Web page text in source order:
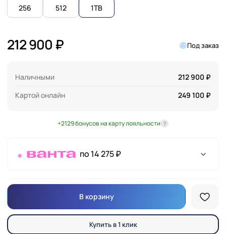
256 512 1TB
212 900 ₽ Под заказ
Наличными
212 900 ₽
Картой онлайн
249 100 ₽
+2129 бонусов на карту лояльности ?
по 14 275 ₽
В корзину
Купить в 1 клик